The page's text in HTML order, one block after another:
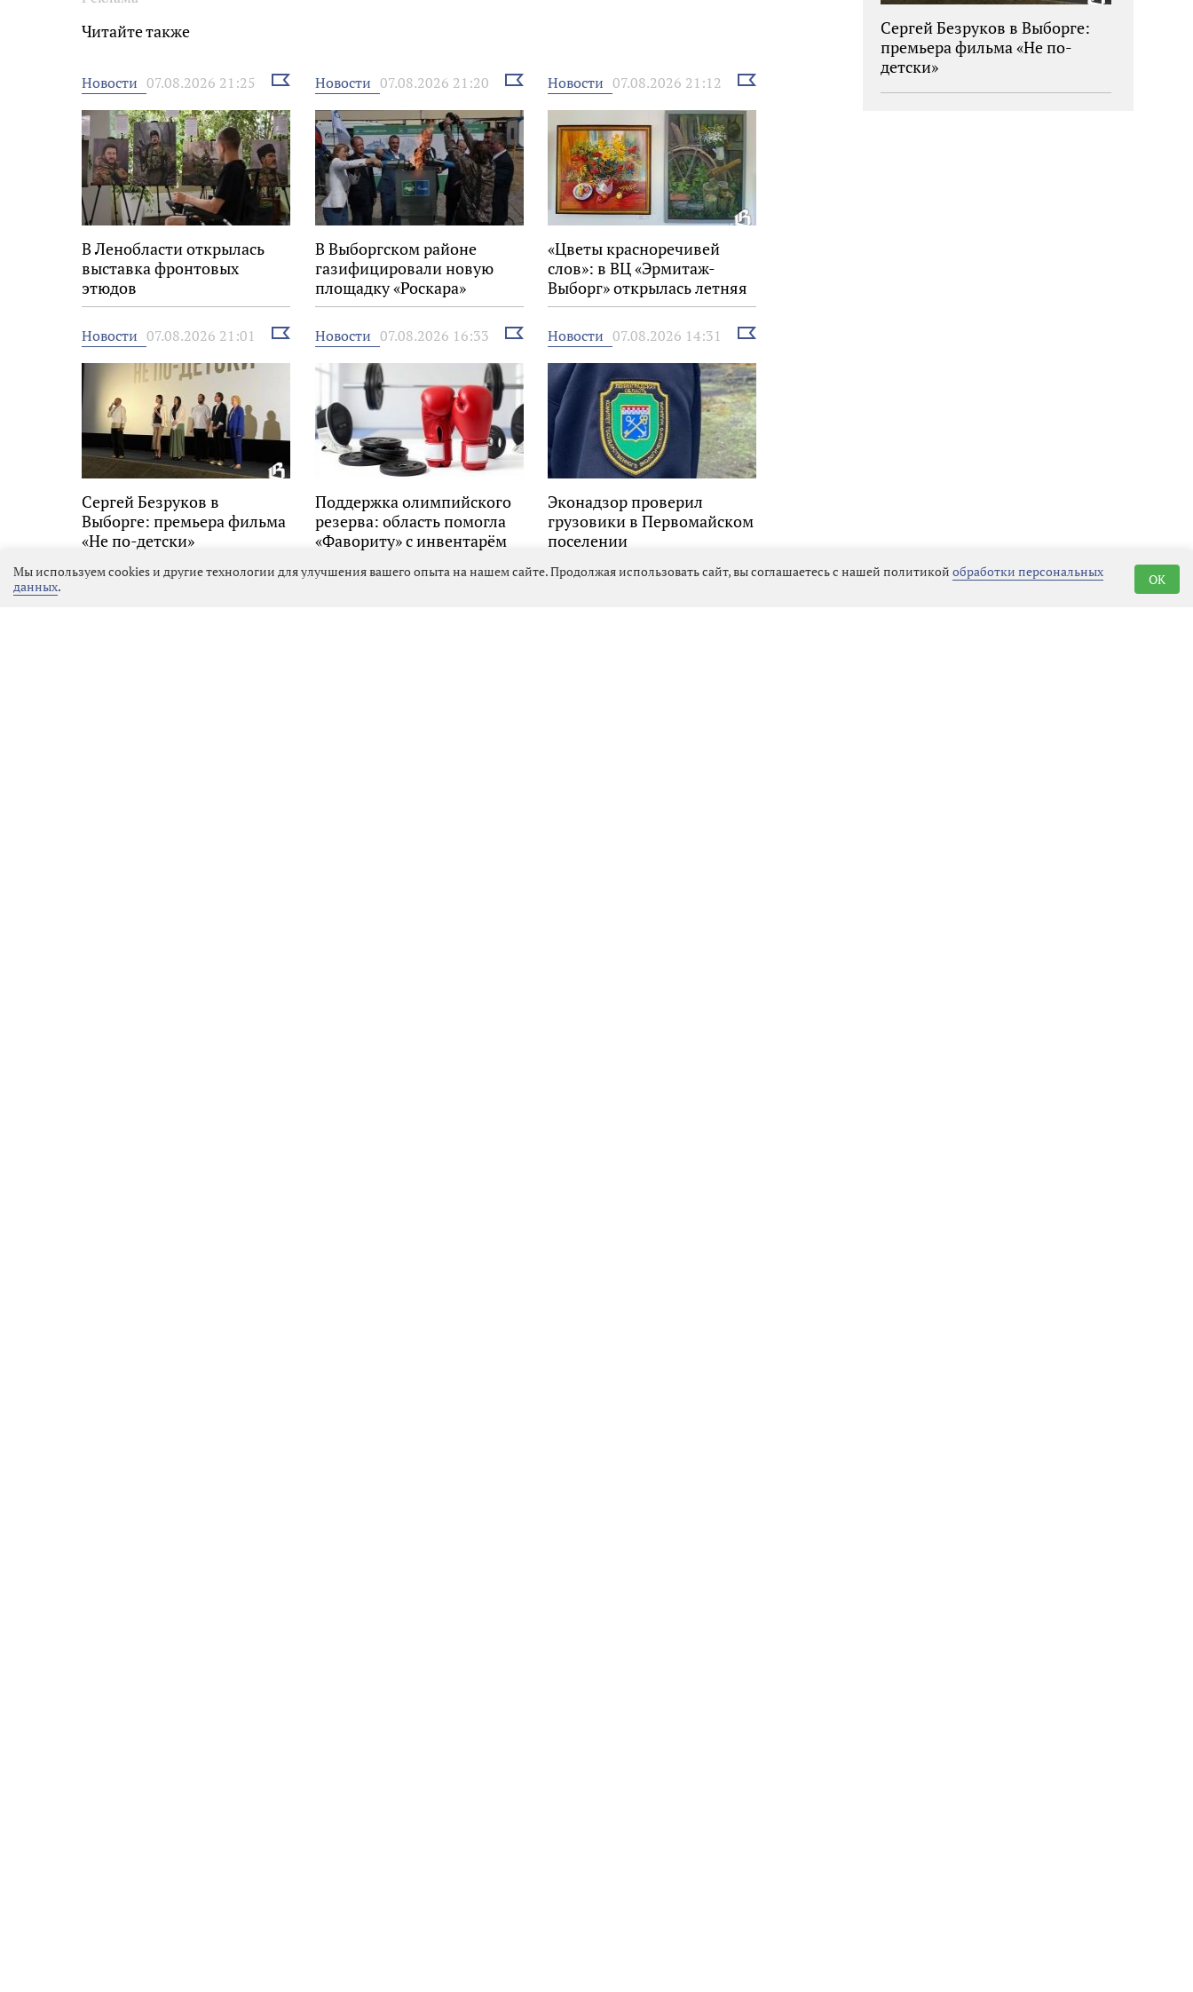
Читайте также
Новости 07.08.2026 21:25
Выбрать
новость
В Ленобласти открылась
выставка фронтовых
этюдов
Новости 07.08.2026 21:20
Выбрать
новость
В Выборгском районе
газифицировали новую
площадку «Роскара»
Новости 07.08.2026 21:12
Выбрать
«Цветы красноречивей
слов»: в ВЦ «Эрмитаж-
Выборг» открылась летняя
выставка
Новости 07.08.2026 21:01
Выбрать
новость
Сергей Безруков в
Выборге: премьера фильма
«Не по-детски»
Новости 07.08.2026 16:33
Выбрать
новость
Поддержка олимпийского
резерва: область помогла
«Фавориту» с инвентарём
Новости 07.08.2026 14:31
Выбрать
Эконадзор проверил
грузовики в Первомайском
поселении
Сергей Безруков в Выборге:
премьера фильма «Не по-
детски»
Мы используем cookies и другие технологии для улучшения вашего опыта на нашем сайте. Продолжая использовать сайт, вы соглашаетесь с нашей политикой обработки персональных
данных. OK